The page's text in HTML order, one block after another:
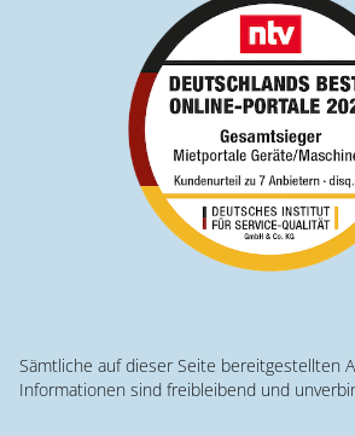
Sämtliche auf dieser Seite bereitgestellten
Informationen sind freibleibend und